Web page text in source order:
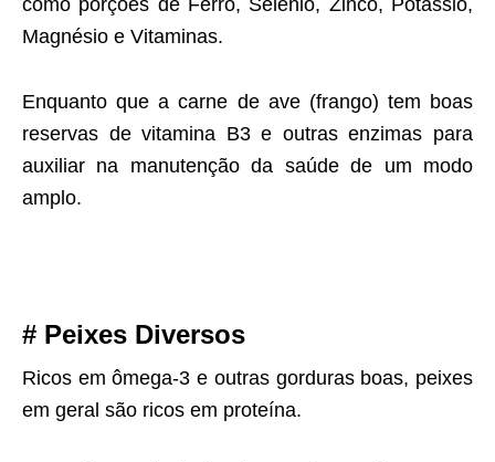
Magnésio e Vitaminas.
Enquanto que a carne de ave (frango) tem boas
reservas de vitamina B3 e outras enzimas para
auxiliar na manutenção da saúde de um modo
amplo.
# Peixes Diversos
Ricos em ômega-3 e outras gorduras boas, peixes
em geral são ricos em proteína.